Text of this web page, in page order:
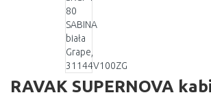
RAVAK SUPERNOVA